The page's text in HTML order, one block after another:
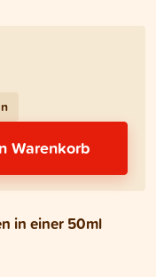
Warenkorb
in einer 50ml